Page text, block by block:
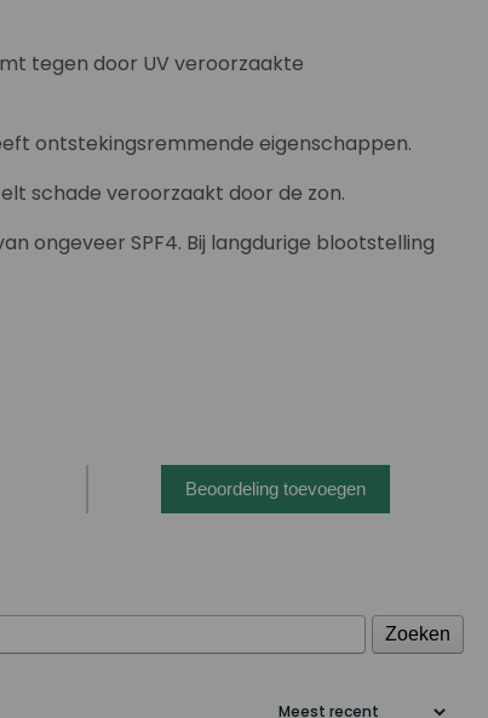
tegen door UV veroorzaakte
ontstekingsremmende eigenschappen.
schade veroorzaakt door de zon.
ongeveer SPF4. Bij langdurige blootstelling
Beoordeling toevoegen
Zoeken